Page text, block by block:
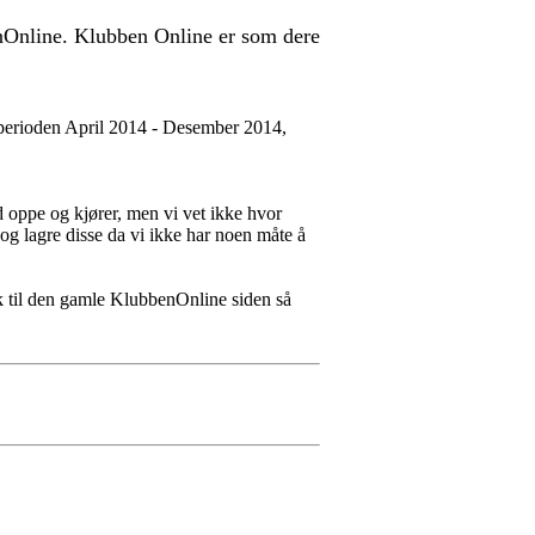
Klubben Online er som dere
April 2014 - Desember 2014,
oppe og kjører, men vi vet ikke hvor
lagre disse da vi ikke har noen måte å
den gamle KlubbenOnline siden så